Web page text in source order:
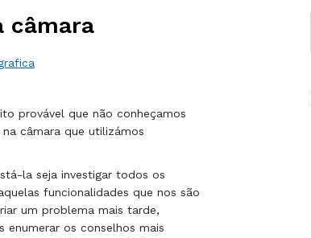
câmara
provável que não conheçamos
câmara que utilizámos
la seja investigar todos os
funcionalidades que nos são
um problema mais tarde,
os conselhos mais